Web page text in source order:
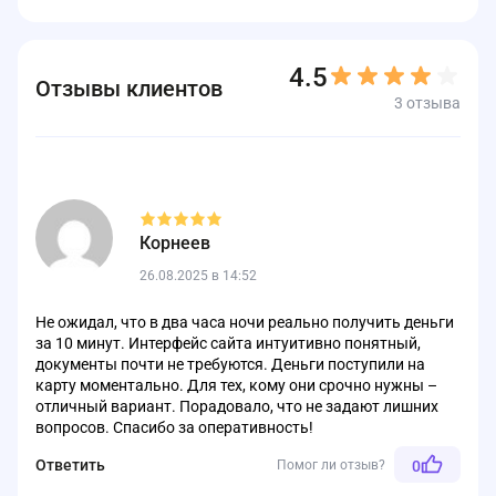
Отзывы клиентов 4.5
3 отзыва
Корнеев
26.08.2025 в 14:52
Не ожидал, что в два часа ночи реально получить деньги
за 10 минут. Интерфейс сайта интуитивно понятный,
документы почти не требуются. Деньги поступили на
карту моментально. Для тех, кому они срочно нужны –
отличный вариант. Порадовало, что не задают лишних
вопросов. Спасибо за оперативность!
Ответить Помог ли отзыв? 0